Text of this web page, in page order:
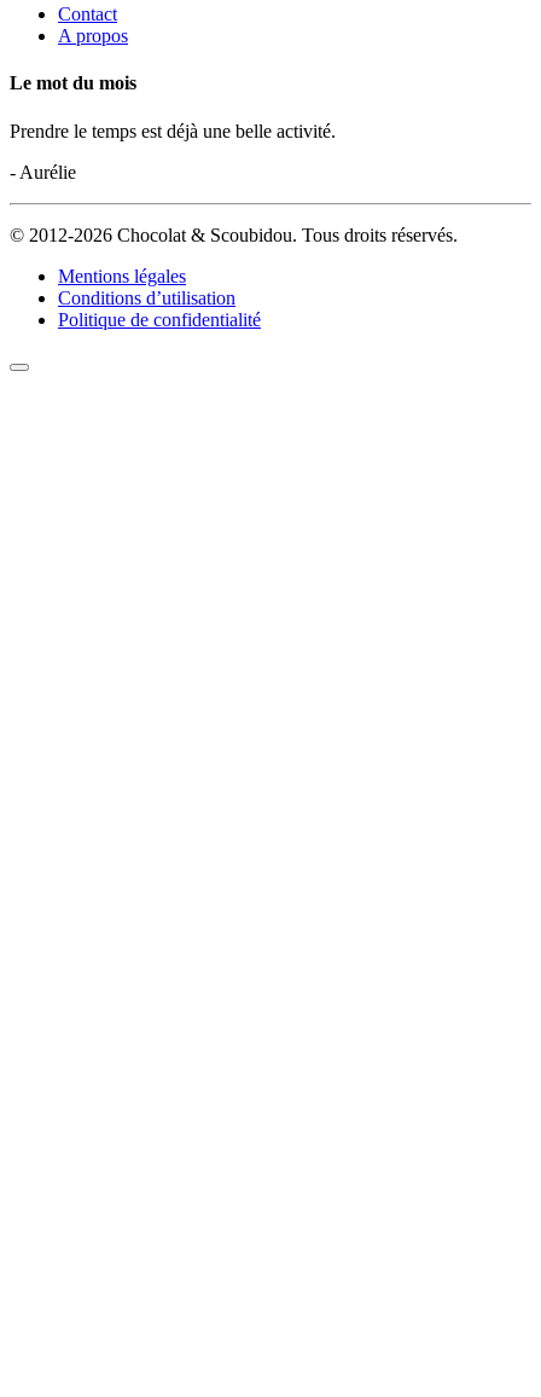
Contact
A propos
Le mot du mois
Prendre le temps est déjà une belle activité.
- Aurélie
© 2012-2026 Chocolat & Scoubidou. Tous droits réservés.
Mentions légales
Conditions d’utilisation
Politique de confidentialité